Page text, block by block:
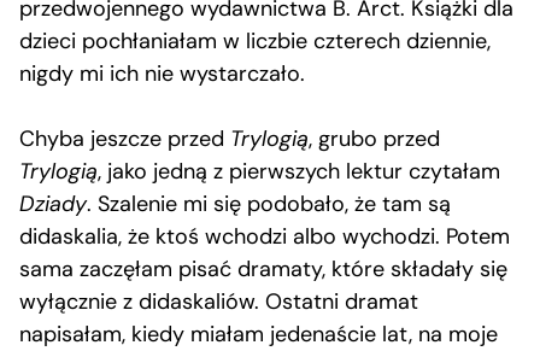
przedwojennego wydawnictwa B. Arct. Książki dla
dzieci pochłaniałam w liczbie czterech dziennie,
nigdy mi ich nie wystarczało.
Chyba jeszcze przed Trylogią, grubo przed
Trylogią, jako jedną z pierwszych lektur czytałam
Dziady. Szalenie mi się podobało, że tam są
didaskalia, że ktoś wchodzi albo wychodzi. Potem
sama zaczęłam pisać dramaty, które składały się
wyłącznie z didaskaliów. Ostatni dramat
napisałam, kiedy miałam jedenaście lat, na moje